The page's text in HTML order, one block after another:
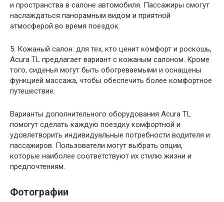
и пространства в салоне автомобиля. Пассажиры смогут
наслаждаться панорамным видом и приятной
атмосферой во время поездок.
5. Кожаный салон: для тех, кто ценит комфорт и роскошь,
Acura TL предлагает вариант с кожаным салоном. Кроме
того, сиденья могут быть обогреваемыми и оснащены
функцией массажа, чтобы обеспечить более комфортное
путешествие.
Варианты дополнительного оборудования Acura TL
помогут сделать каждую поездку комфортной и
удовлетворить индивидуальные потребности водителя и
пассажиров. Пользователи могут выбрать опции,
которые наиболее соответствуют их стилю жизни и
предпочтениям.
Фотографии